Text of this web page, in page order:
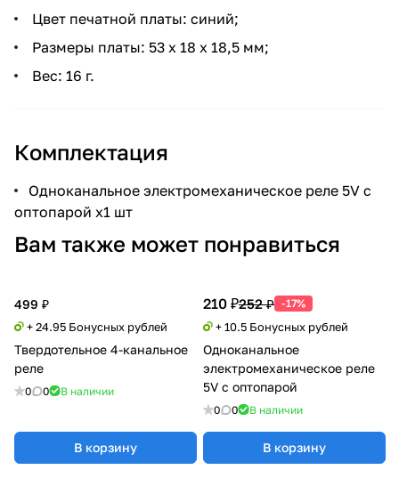
Цвет печатной платы: синий;
Размеры платы: 53 x 18 x 18,5 мм;
Вес: 16 г.
Комплектация
Одноканальное электромеханическое реле 5V с
оптопарой x1 шт
Вам также может понравиться
499 ₽
+ 24.95 Бонусных рублей
Твердотельное 4-канальное
реле
0 0 В наличии
В корзину
210 ₽252 ₽ -17%
+ 10.5 Бонусных рублей
Одноканальное
электромеханическое реле
5V с оптопарой
0 0 В наличии
В корзину